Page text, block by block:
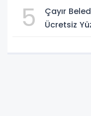
5
Çayır
Ücretsiz